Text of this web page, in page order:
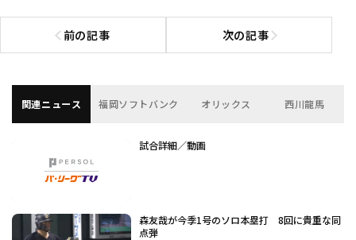
前の記事
前の記事へ 次の記事次の記事へ
関連ニュース 福岡ソフトバンク オリックス 西川龍馬
試合詳細／動画
森友哉が今季1号のソロ本塁打 8回に貴重な同
点弾